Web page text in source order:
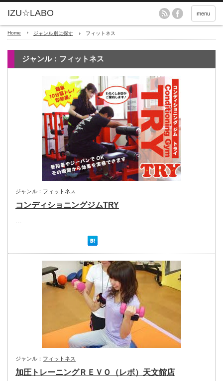
menu
Home ジャンル別に探す フィットネス
ジャンル：フィットネス
ジャンル： フィットネス
コンディショニングジムTRY
…
ジャンル： フィットネス
加圧トレーニングＲＥＶＯ（レボ）天文館店